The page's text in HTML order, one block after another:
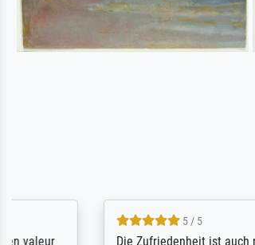
5 / 5
Die Zufriedenheit ist auch nicht dadurch